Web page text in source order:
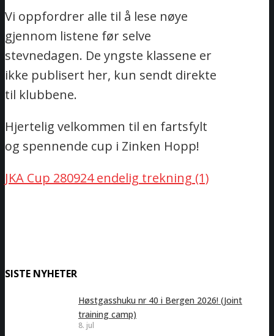
Vi oppfordrer alle til å lese nøye
gjennom listene før selve
stevnedagen. De yngste klassene er
ikke publisert her, kun sendt direkte
til klubbene.
Hjertelig velkommen til en fartsfylt
og spennende cup i Zinken Hopp!
JKA Cup 280924 endelig trekning (1)
SISTE NYHETER
Høstgasshuku nr 40 i Bergen 2026! (Joint
training camp)
8. jul